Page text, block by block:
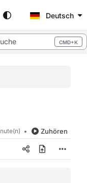
Deutsch
CMD+K
CMD+K to open search
Zuhören